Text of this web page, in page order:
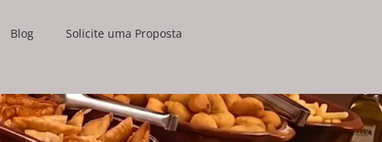
Blog Solicite uma Proposta